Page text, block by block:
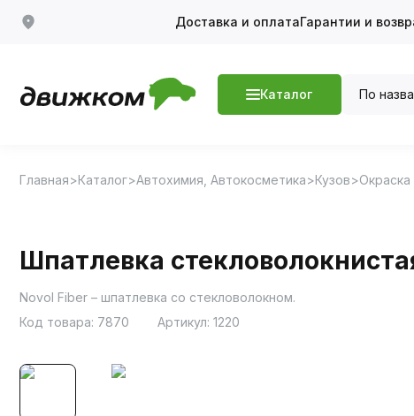
Доставка и оплатаГарантии и
Каталог По
Главная Каталог Автохимия, Автокосметика Кузов
Шпатлевка
Novol Fiber – шпатлевка со стекловолокном.
Код товара: 7870 Артикул: 1220